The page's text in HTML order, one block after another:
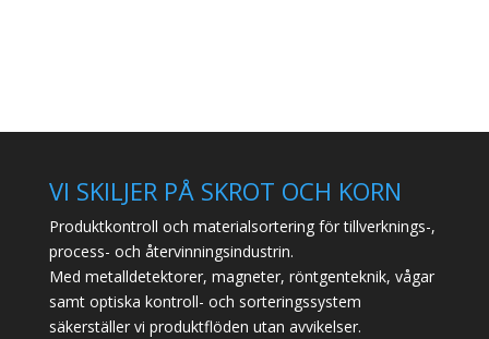
VI SKILJER PÅ SKROT OCH KORN
Produktkontroll och materialsortering för tillverknings-,
process- och återvinningsindustrin.
Med metalldetektorer, magneter, röntgenteknik, vågar
samt optiska kontroll- och sorteringssystem
säkerställer vi produktflöden utan avvikelser.